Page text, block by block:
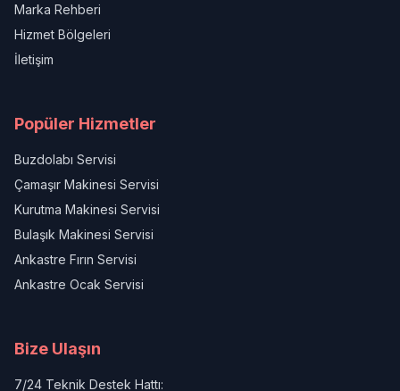
Marka Rehberi
Hizmet Bölgeleri
İletişim
Popüler Hizmetler
Buzdolabı Servisi
Çamaşır Makinesi Servisi
Kurutma Makinesi Servisi
Bulaşık Makinesi Servisi
Ankastre Fırın Servisi
Ankastre Ocak Servisi
Bize Ulaşın
7/24 Teknik Destek Hattı: